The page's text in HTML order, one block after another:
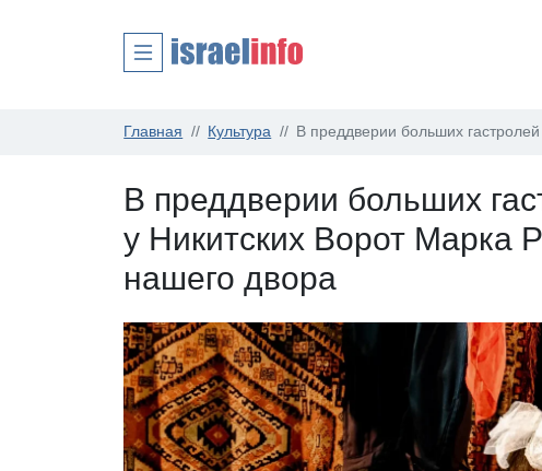
Главная Культура В преддверии больших
В преддверии больших
у Никитских Ворот Марка
нашего двора